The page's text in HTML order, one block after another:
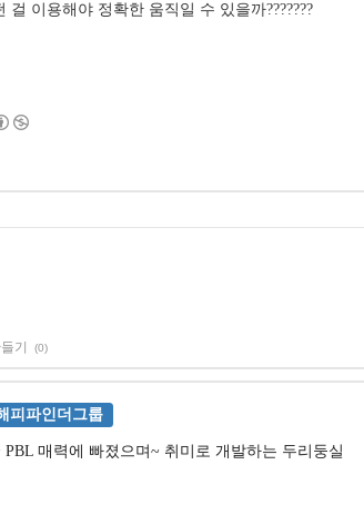
이용해야 정확한 움직일 수 있을까???????
기 (0)
피파인더그룹
PBL 매력에 빠졌으며~ 취미로 개발하는 두리둥실